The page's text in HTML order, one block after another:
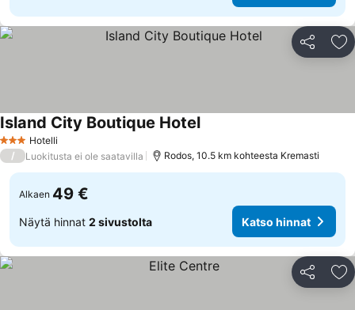
Jaa
3 Tähtiluokitus
Hotelli
Island City Boutique HotelKatso hinnat
/ Luokitusta ei ole saatavilla Rodos, 10.5 km kohteesta Kremasti
Alkaen 49 €
Näytä hinnat 2 sivustolta Katso hinnat
Jaa